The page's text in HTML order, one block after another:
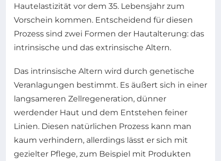
Hautelastizität vor dem 35. Lebensjahr zum
Vorschein kommen. Entscheidend für diesen
Prozess sind zwei Formen der Hautalterung: das
intrinsische und das extrinsische Altern.
Das intrinsische Altern wird durch genetische
Veranlagungen bestimmt. Es äußert sich in einer
langsameren Zellregeneration, dünner
werdender Haut und dem Entstehen feiner
Linien. Diesen natürlichen Prozess kann man
kaum verhindern, allerdings lässt er sich mit
gezielter Pflege, zum Beispiel mit Produkten